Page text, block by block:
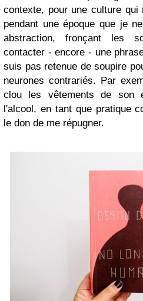
contexte, pour une culture qui
pendant une époque que je
abstraction, fronçant les
contacter - encore - une
suis pas retenue de soupire
neurones contrariés. Par
clou les vêtements de son
l'alcool, en tant que pratique
le don de me répugner.